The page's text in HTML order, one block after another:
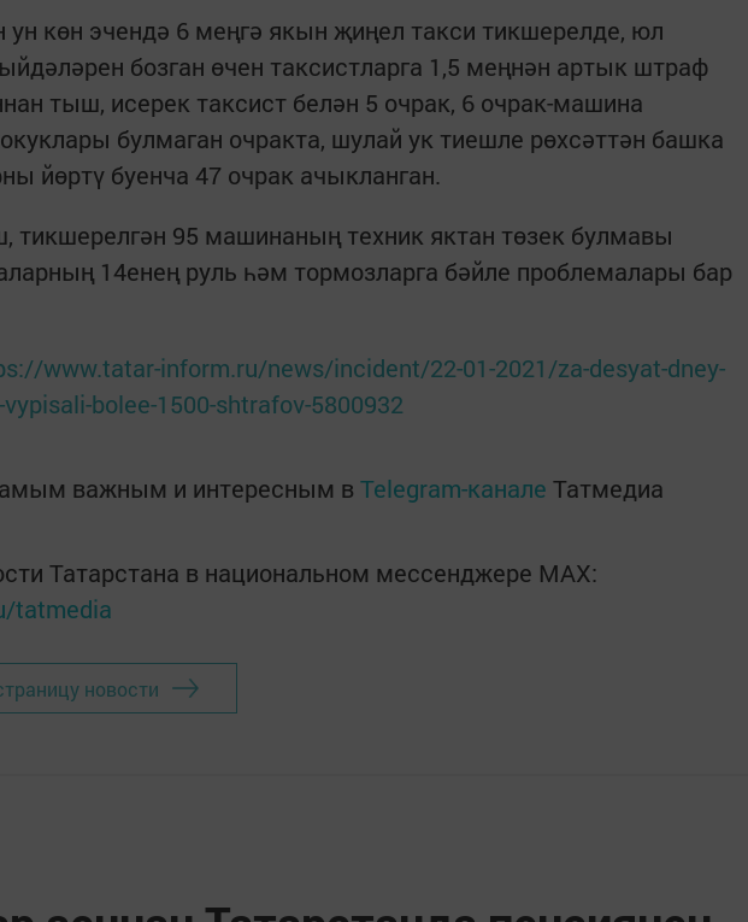
ун көн эчендә 6 меңгә якын җиңел такси тикшерелде, юл
бозган өчен таксистларга 1,5 меңнән артык штраф
тыш, исерек таксист белән 5 очрак, 6 очрак-машина
булмаган очракта, шулай ук тиешле рөхсәттән башка
йөртү буенча 47 очрак ачыкланган.
тикшерелгән 95 машинаның техник яктан төзек булмавы
14енең руль һәм тормозларга бәйле проблемалары бар
www.tatar-inform.ru/news/incident/22-01-2021/za-desyat-dney-
bolee-1500-shtrafov-5800932
важным и интересным в Telegram-канале Татмедиа
Татарстана в национальном мессенджере MАХ:
tatmedia
новости